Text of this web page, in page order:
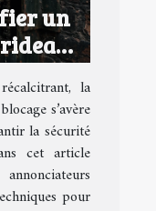
un
?
la
s’avère
la sécurité
cet article
pour